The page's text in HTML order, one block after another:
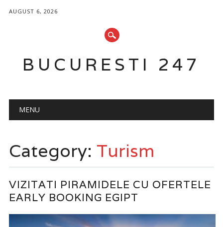
AUGUST 6, 2026
BUCURESTI 247
Main menu
MENU
Category: Turism
VIZITATI PIRAMIDELE CU OFERTELE
EARLY BOOKING EGIPT